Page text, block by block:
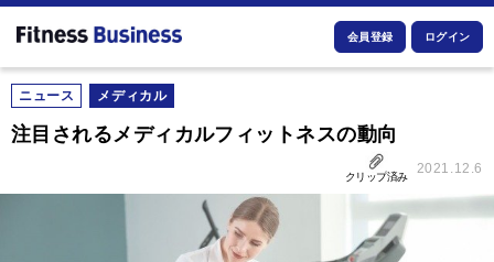
会員登録 ログイン
ニュース メディカル
注目されるメディカルフィットネスの動向
クリップ済み
2021.12.6